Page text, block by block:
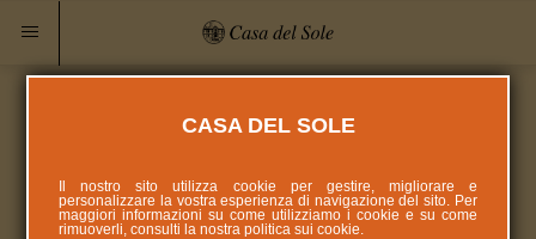
CASA DEL SOLE
Il nostro sito utilizza cookie per gestire, migliorare e
personalizzare la vostra esperienza di navigazione del sito. Per
maggiori informazioni su come utilizziamo i cookie e su come
rimuoverli, consulti la nostra politica suicookie